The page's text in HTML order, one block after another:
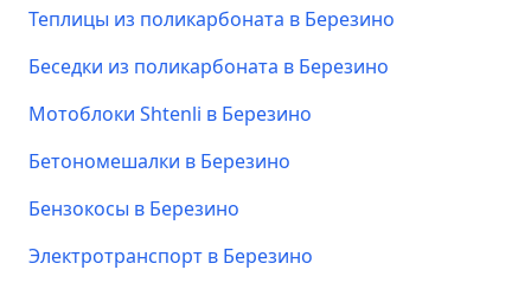
Теплицы из поликарбоната в Березино
Беседки из поликарбоната в Березино
Мотоблоки Shtenli в Березино
Бетономешалки в Березино
Бензокосы в Березино
Электротранспорт в Березино